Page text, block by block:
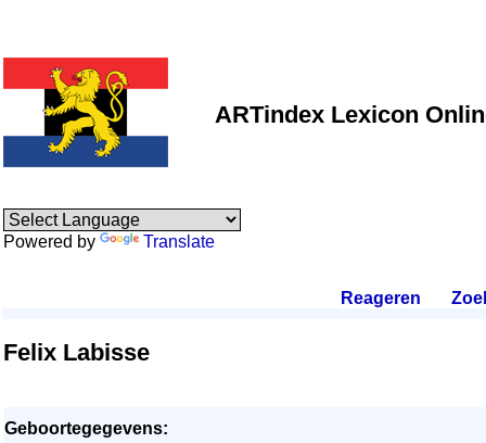
ARTindex Lexicon
Powered by Translate
Reageren
Felix Labisse
Geboortegegevens: